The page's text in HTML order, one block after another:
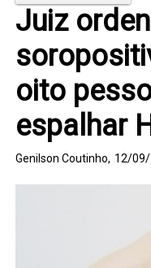
Juiz
oito
espalhar
Genilson Coutinho, 12/09/